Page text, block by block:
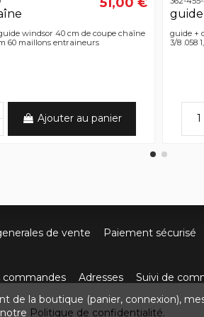
windsor 40 cm de coupe chaîne
60 maillons entraineurs
Ajouter au panier
guide +
3/8 .058
de vente Paiement sécurisé
commandes Adresses Suivi de
de Villefort 48800 Pied-de-Borne
de la boutique (panier, connexion),
Politique de confidentialité.